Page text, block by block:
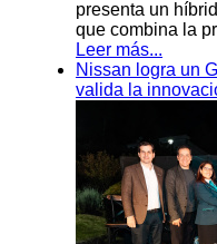
presenta un
que combina la
Leer más...
Nissan logra un
valida la